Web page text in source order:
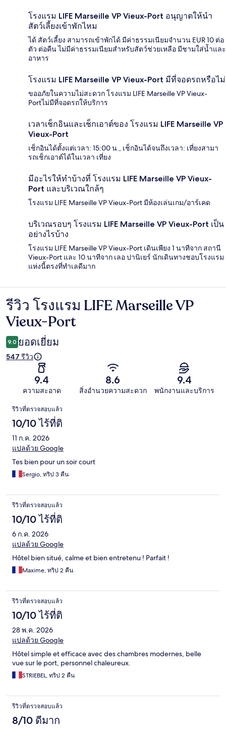
โรงแรม LIFE Marseille VP Vieux-Port อนุญาตให้นำ
สัตว์เลี้ยงเข้าพักไหม
ได้ สัตว์เลี้ยง สามารถเข้าพักได้ มีค่าธรรมเนียมจำนวน EUR 10 ต่อ
ตัว ต่อคืน ไม่มีค่าธรรมเนียมสำหรับสัตว์ช่วยเหลือ มีชามใส่น้ำและ
อาหาร
โรงแรม LIFE Marseille VP Vieux-Port มีที่จอดรถหรือไม่
ขออภัยในความไม่สะดวก โรงแรม LIFE Marseille VP Vieux-
Portไม่มีที่จอดรถให้บริการ
เวลาเช็กอินและเช็กเอาต์ของ โรงแรม LIFE Marseille VP
Vieux-Port
เช็กอินได้ตั้งแต่เวลา: 15:00 น., เช็กอินได้จนถึงเวลา: เที่ยงสามา
รถเช็กเอาต์ได้ในเวลา เที่ยง
มีอะไรให้ทำบ้างที่ โรงแรม LIFE Marseille VP Vieux-
Port และบริเวณใกล้ๆ
โรงแรม LIFE Marseille VP Vieux-Port มีห้องเล่นเกม/อาร์เคด
บริเวณรอบๆ โรงแรม LIFE Marseille VP Vieux-Port เป็น
อย่างไรบ้าง
โรงแรม LIFE Marseille VP Vieux-Port เดินเพียง 1 นาทีจาก สถานี
Vieux-Port และ 10 นาทีจาก เลอ ปานิเยร์ นักเดินทางชอบโรงแรม
แห่งนี้ตรงที่ทำเลดีมาก
รีวิว
รีวิว โรงแรม LIFE Marseille VP
Vieux-Port
9.0 ยอดเยี่ยม
547 รีวิว
9.4
ความสะอาด
8.6
สิ่งอำนวยความสะดวก
9.4
พนักงานและบริการ
รีวิว
รีวิวที่ตรวจสอบแล้ว
10/10 ไร้ที่ติ
11 ก.ค. 2026
แปลด้วย Google
Tes bien pour un soir court
Sergio, ทริป 3 คืน
รีวิวที่ตรวจสอบแล้ว
10/10 ไร้ที่ติ
6 ก.ค. 2026
แปลด้วย Google
Hôtel bien situé, calme et bien entretenu ! Parfait !
Maxime, ทริป 2 คืน
รีวิวที่ตรวจสอบแล้ว
10/10 ไร้ที่ติ
28 พ.ค. 2026
แปลด้วย Google
Hôtel simple et efficace avec des chambres modernes, belle
vue sur le port, personnel chaleureux.
STRIEBEL, ทริป 2 คืน
รีวิวที่ตรวจสอบแล้ว
8/10 ดีมาก